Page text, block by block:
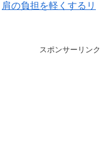
肩の負担を軽くするリ
スポンサーリンク